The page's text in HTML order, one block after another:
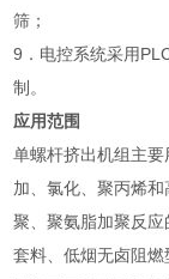
筛；
9．电控系统采用
制。
应用范围
单螺杆挤出机组主
加、氯化、聚丙烯
聚、聚氨脂加聚反
套料、低烟无卤阻